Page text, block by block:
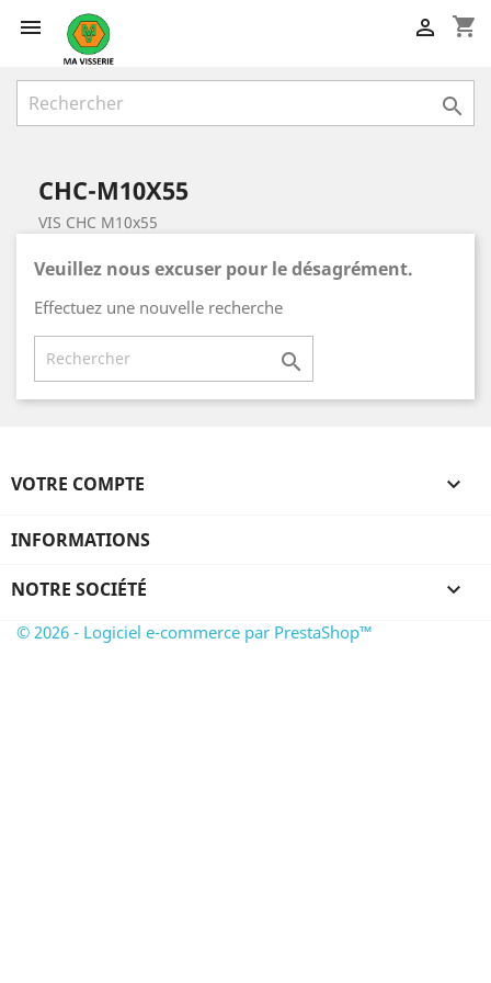
 shopping_cart


CHC-M10X55
VIS CHC M10x55
Veuillez nous excuser pour le désagrément.
Effectuez une nouvelle recherche

VOTRE COMPTE 
INFORMATIONS
NOTRE SOCIÉTÉ 
© 2026 - Logiciel e-commerce par PrestaShop™